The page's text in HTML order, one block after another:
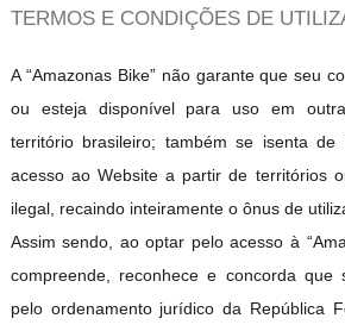
TERMOS E CONDIÇÕES DE
A “Amazonas Bike” não garante que seu
ou esteja disponível para uso em
território brasileiro; também se isenta de
acesso ao Website a partir de territórios
ilegal, recaindo inteiramente o ônus de
Assim sendo, ao optar pelo acesso à
compreende, reconhece e concorda que
pelo ordenamento jurídico da República